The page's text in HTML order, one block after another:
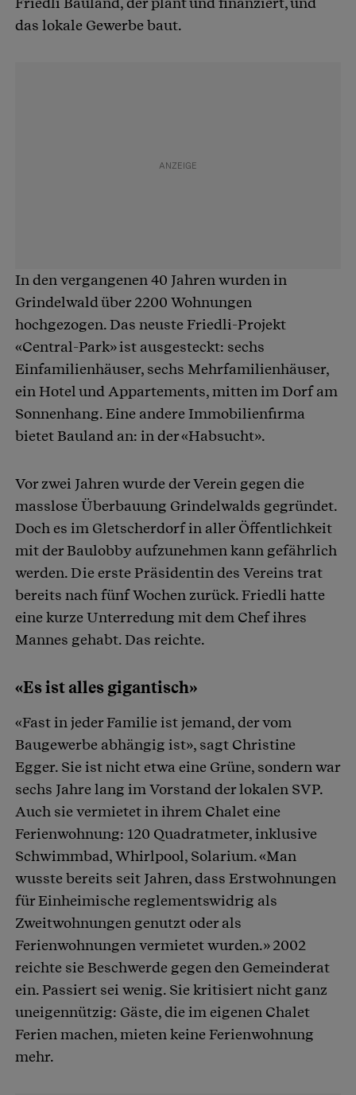
das lokale Gewerbe baut.
In den vergangenen 40 Jahren wurden in
Grindelwald über 2200 Wohnungen
hochgezogen. Das neuste Friedli-Projekt
«Central-Park» ist ausgesteckt: sechs
Einfamilienhäuser, sechs Mehrfamilienhäuser,
ein Hotel und Appartements, mitten im Dorf am
Sonnenhang. Eine andere Immobilienfirma
bietet Bauland an: in der «Habsucht».
Vor zwei Jahren wurde der Verein gegen die
masslose Überbauung Grindelwalds gegründet.
Doch es im Gletscherdorf in aller Öffentlichkeit
mit der Baulobby aufzunehmen kann gefährlich
werden. Die erste Präsidentin des Vereins trat
bereits nach fünf Wochen zurück. Friedli hatte
eine kurze Unterredung mit dem Chef ihres
Mannes gehabt. Das reichte.
«Es ist alles gigantisch»
«Fast in jeder Familie ist jemand, der vom
Baugewerbe abhängig ist», sagt Christine
Egger. Sie ist nicht etwa eine Grüne, sondern war
sechs Jahre lang im Vorstand der lokalen SVP.
Auch sie vermietet in ihrem Chalet eine
Ferienwohnung: 120 Quadratmeter, inklusive
Schwimmbad, Whirlpool, Solarium. «Man
wusste bereits seit Jahren, dass Erstwohnungen
für Einheimische reglementswidrig als
Zweitwohnungen genutzt oder als
Ferienwohnungen vermietet wurden.» 2002
reichte sie Beschwerde gegen den Gemeinderat
ein. Passiert sei wenig. Sie kritisiert nicht ganz
uneigennützig: Gäste, die im eigenen Chalet
Ferien machen, mieten keine Ferienwohnung
mehr.